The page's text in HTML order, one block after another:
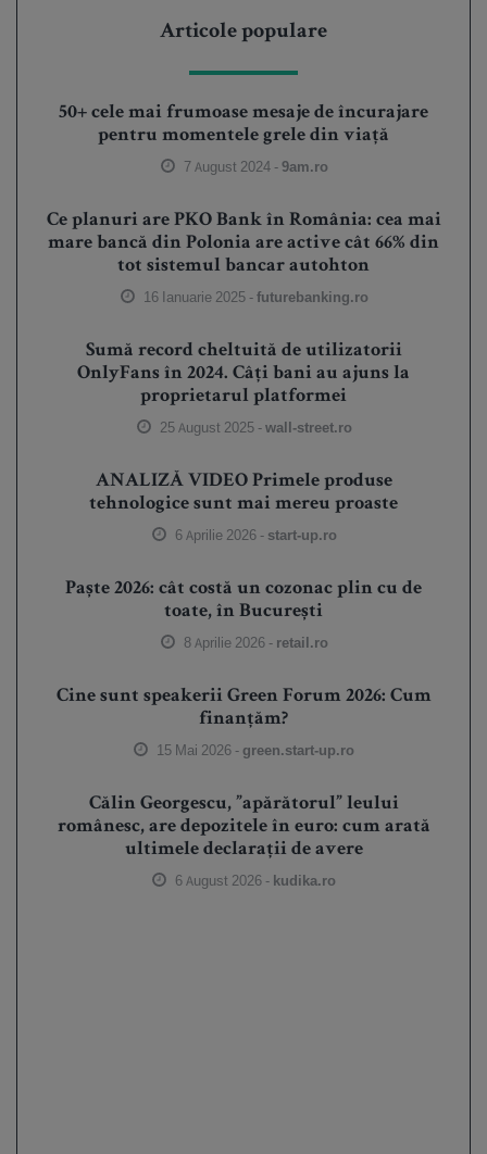
Articole populare
50+ cele mai frumoase mesaje de încurajare
pentru momentele grele din viață
7 August 2024 -9am.ro
Ce planuri are PKO Bank în România: cea mai
mare bancă din Polonia are active cât 66% din
tot sistemul bancar autohton
16 Ianuarie 2025 -futurebanking.ro
Sumă record cheltuită de utilizatorii
OnlyFans în 2024. Câți bani au ajuns la
proprietarul platformei
25 August 2025 -wall-street.ro
ANALIZĂ VIDEO Primele produse
tehnologice sunt mai mereu proaste
6 Aprilie 2026 - start-up.ro
Paște 2026: cât costă un cozonac plin cu de
toate, în București
8 Aprilie 2026 - retail.ro
Cine sunt speakerii Green Forum 2026: Cum
finanțăm?
15 Mai 2026 - green.start-up.ro
Călin Georgescu, ”apărătorul” leului
românesc, are depozitele în euro: cum arată
ultimele declarații de avere
6 August 2026 - kudika.ro